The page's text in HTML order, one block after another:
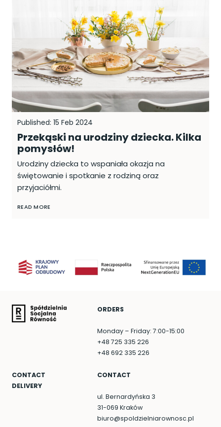
Published: 15 Feb 2024
Przekąski na urodziny dziecka. Kilka
pomysłów!
Urodziny dziecka to wspaniała okazja na
świętowanie i spotkanie z rodziną oraz
przyjaciółmi.
READ MORE
CONTACT
DELIVERY
ORDERS
Monday – Friday: 7:00-15:00
+48 725 335 226
+48 692 335 226
CONTACT
ul. Bernardyńska 3
31-069 Kraków
biuro@spoldzielniarownosc.pl